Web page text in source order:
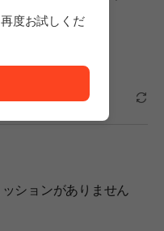
ションがありません
度お試しくだ